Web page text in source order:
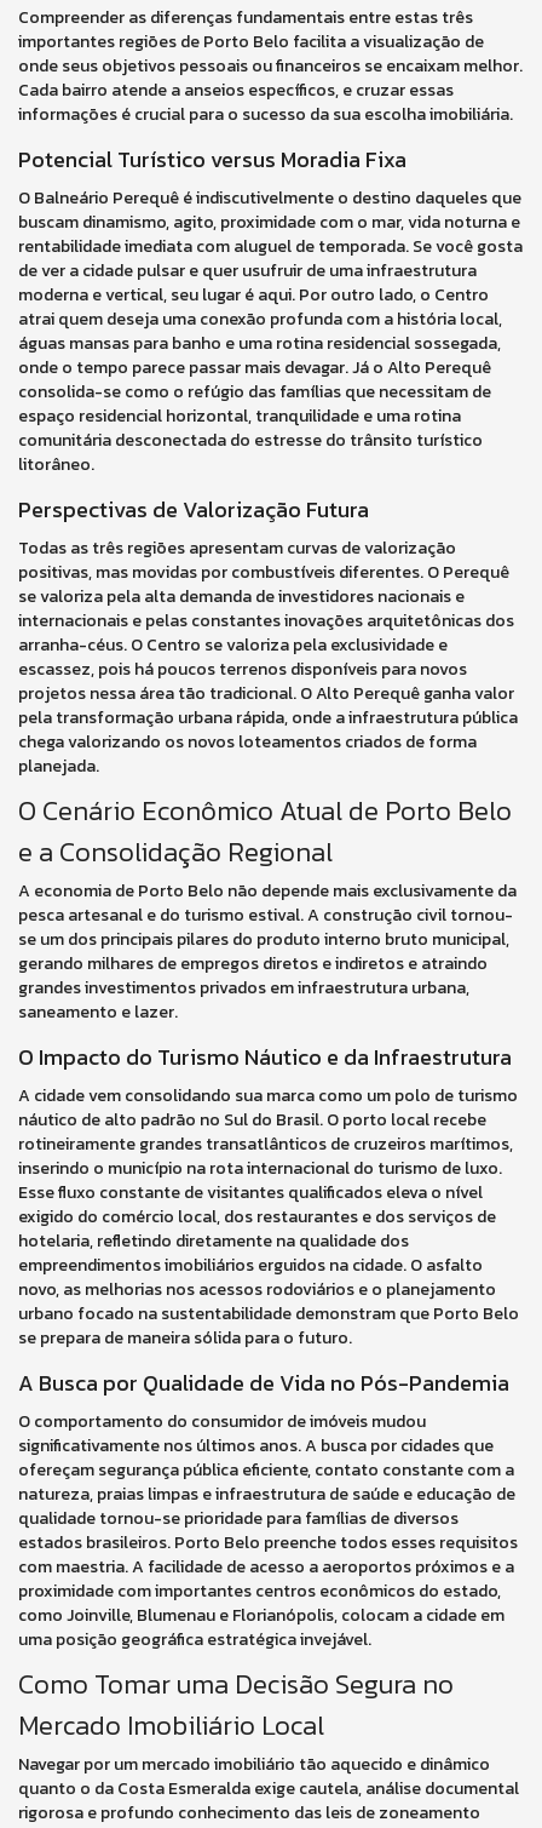
Compreender as diferenças fundamentais entre estas três
importantes regiões de Porto Belo facilita a visualização de
onde seus objetivos pessoais ou financeiros se encaixam melhor.
Cada bairro atende a anseios específicos, e cruzar essas
informações é crucial para o sucesso da sua escolha imobiliária.
Potencial Turístico versus Moradia Fixa
O Balneário Perequê é indiscutivelmente o destino daqueles que
buscam dinamismo, agito, proximidade com o mar, vida noturna e
rentabilidade imediata com aluguel de temporada. Se você gosta
de ver a cidade pulsar e quer usufruir de uma infraestrutura
moderna e vertical, seu lugar é aqui. Por outro lado, o Centro
atrai quem deseja uma conexão profunda com a história local,
águas mansas para banho e uma rotina residencial sossegada,
onde o tempo parece passar mais devagar. Já o Alto Perequê
consolida-se como o refúgio das famílias que necessitam de
espaço residencial horizontal, tranquilidade e uma rotina
comunitária desconectada do estresse do trânsito turístico
litorâneo.
Perspectivas de Valorização Futura
Todas as três regiões apresentam curvas de valorização
positivas, mas movidas por combustíveis diferentes. O Perequê
se valoriza pela alta demanda de investidores nacionais e
internacionais e pelas constantes inovações arquitetônicas dos
arranha-céus. O Centro se valoriza pela exclusividade e
escassez, pois há poucos terrenos disponíveis para novos
projetos nessa área tão tradicional. O Alto Perequê ganha valor
pela transformação urbana rápida, onde a infraestrutura pública
chega valorizando os novos loteamentos criados de forma
planejada.
O Cenário Econômico Atual de Porto Belo
e a Consolidação Regional
A economia de Porto Belo não depende mais exclusivamente da
pesca artesanal e do turismo estival. A construção civil tornou-
se um dos principais pilares do produto interno bruto municipal,
gerando milhares de empregos diretos e indiretos e atraindo
grandes investimentos privados em infraestrutura urbana,
saneamento e lazer.
O Impacto do Turismo Náutico e da Infraestrutura
A cidade vem consolidando sua marca como um polo de turismo
náutico de alto padrão no Sul do Brasil. O porto local recebe
rotineiramente grandes transatlânticos de cruzeiros marítimos,
inserindo o município na rota internacional do turismo de luxo.
Esse fluxo constante de visitantes qualificados eleva o nível
exigido do comércio local, dos restaurantes e dos serviços de
hotelaria, refletindo diretamente na qualidade dos
empreendimentos imobiliários erguidos na cidade. O asfalto
novo, as melhorias nos acessos rodoviários e o planejamento
urbano focado na sustentabilidade demonstram que Porto Belo
se prepara de maneira sólida para o futuro.
A Busca por Qualidade de Vida no Pós-Pandemia
O comportamento do consumidor de imóveis mudou
significativamente nos últimos anos. A busca por cidades que
ofereçam segurança pública eficiente, contato constante com a
natureza, praias limpas e infraestrutura de saúde e educação de
qualidade tornou-se prioridade para famílias de diversos
estados brasileiros. Porto Belo preenche todos esses requisitos
com maestria. A facilidade de acesso a aeroportos próximos e a
proximidade com importantes centros econômicos do estado,
como Joinville, Blumenau e Florianópolis, colocam a cidade em
uma posição geográfica estratégica invejável.
Como Tomar uma Decisão Segura no
Mercado Imobiliário Local
Navegar por um mercado imobiliário tão aquecido e dinâmico
quanto o da Costa Esmeralda exige cautela, análise documental
rigorosa e profundo conhecimento das leis de zoneamento